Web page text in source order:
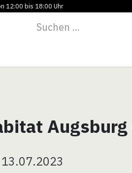
12:00 bis 18:00 Uhr
Augsburg